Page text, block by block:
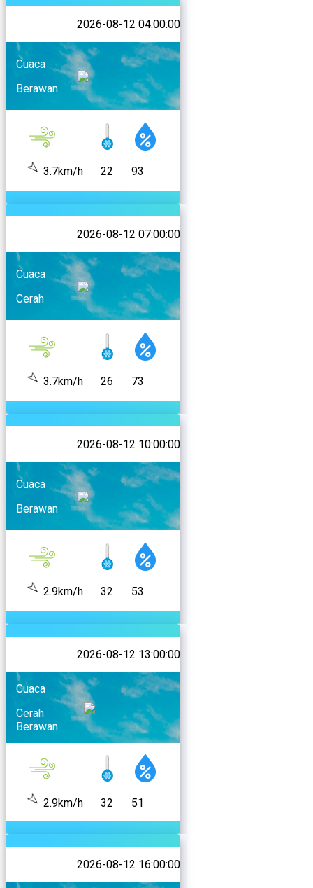
2026-08-12 04:00:00
Cuaca
Berawan
3.7km/h 22 93
2026-08-12 07:00:00
Cuaca
Cerah
3.7km/h 26 73
2026-08-12 10:00:00
Cuaca
Berawan
2.9km/h 32 53
2026-08-12 13:00:00
Cuaca
Cerah
Berawan
2.9km/h 32 51
2026-08-12 16:00:00